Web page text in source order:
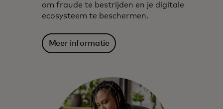
om fraude te bestrijden en je digitale
ecosysteem te beschermen.​
Meer informatie